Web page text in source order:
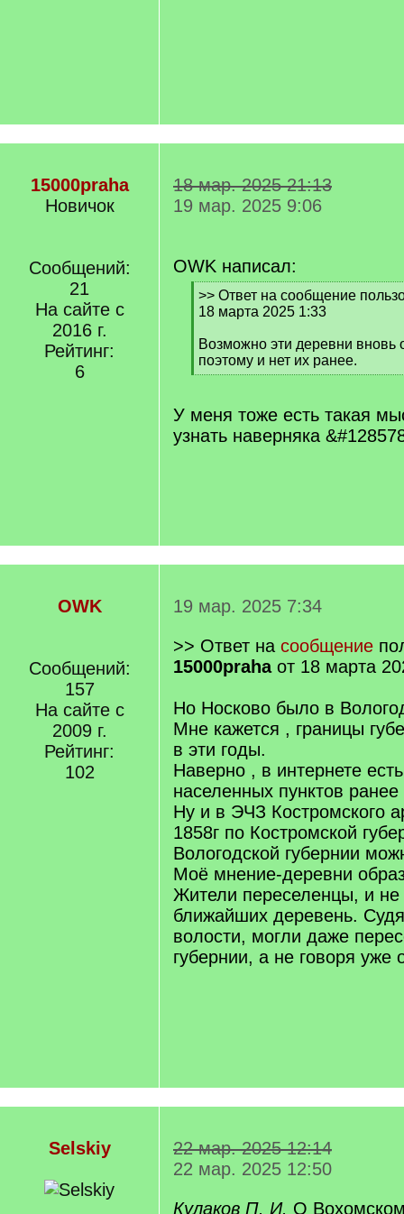
15000praha
Новичок
Сообщений:
21
На сайте с
2016 г.
Рейтинг:
6
18 мар. 2025 21:13
19 мар. 2025 9:06
OWK написал:
[
q
>> Ответ на сообщение
18 марта 2025 1:33
Возможно эти деревни вновь
поэтому и нет их ранее.
[
q
]
У меня тоже есть такая
узнать наверняка
OWK
Сообщений:
157
На сайте с
2009 г.
Рейтинг:
102
19 мар. 2025 7:34
>> Ответ на сообщение
15000prahaот 18 марта
Но Носково было в
Мне кажется , границы
в эти годы.
Наверно , в интернете
населенных пунктов ранее
Ну и в ЭЧЗ Костромского
1858г по Костромской
Вологодской губернии
Моё мнение-деревни
Жители переселенцы, и не
ближайших деревень.
волости, могли даже
губернии, а не говоря уже
Selskiy
22 мар. 2025 12:14
22 мар. 2025 12:50
Кулаков П. И. О